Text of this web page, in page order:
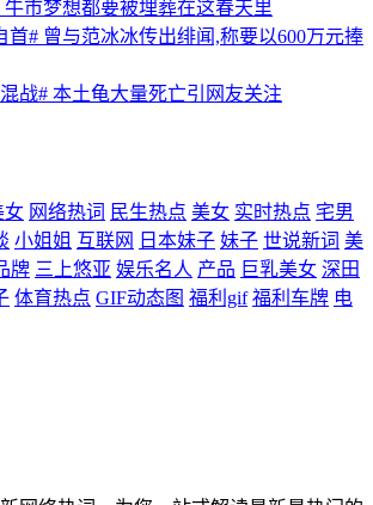
牛市梦想都要被埋葬在这春天里
首# 曾与范冰冰传出绯闻,称要以600万元捧
战# 本土龟大量死亡引网友关注
女 网络热词 民生热点 美女 实时热点 宅男
小姐姐 互联网 日本妹子 妹子 世说新词 美
牌 三上悠亚 娱乐名人 产品 巨乳美女 深田
体育热点 GIF动态图 福利gif 福利车牌 电